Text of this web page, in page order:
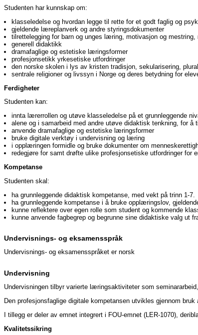
Studenten har kunnskap om:
klasseledelse og hvordan legge til rette for et godt faglig og
gjeldende læreplanverk og andre styringsdokumenter
tilrettelegging for barn og unges læring, motivasjon og mestring,
generell didaktikk
dramafaglige og estetiske læringsformer
profesjonsetikk yrkesetiske utfordringer
den norske skolen i lys av kristen tradisjon, sekularisering,
sentrale religioner og livssyn i Norge og deres betydning for
Ferdigheter
Studenten kan:
innta lærerrollen og utøve klasseledelse på et grunnleggende
alene og i samarbeid med andre utøve didaktisk tenkning, for
anvende dramafaglige og estetiske læringsformer
bruke digitale verktøy i undervisning og læring
i opplæringen formidle og bruke dokumenter om
redegjøre for samt drøfte ulike profesjonsetiske utfordringer for
Kompetanse
Studenten skal:
ha grunnleggende didaktisk kompetanse, med vekt på trinn 1-7.
ha grunnleggende kompetanse i å bruke opplæringslov,
kunne reflektere over egen rolle som student og kommende
kunne anvende fagbegrep og begrunne sine didaktiske valg ut
Undervisnings- og eksamensspråk
Undervisnings- og eksamensspråket er norsk
Undervisning
Undervisningen tilbyr varierte læringsaktiviteter som
Den profesjonsfaglige digitale kompetansen utvikles gjennom
I tillegg er deler av emnet integrert i FOU-emnet (LER-1070),
Kvalitetssikring